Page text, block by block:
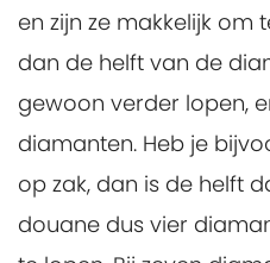
en zijn ze makkelijk om
dan de helft van de
gewoon verder lopen,
diamanten. Heb je
op zak, dan is de helft
douane dus vier